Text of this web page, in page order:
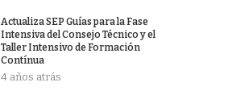
Actualiza SEP Guías para la Fase
Intensiva del Consejo Técnico y el
Taller Intensivo de Formación
Contínua
4 años atrás